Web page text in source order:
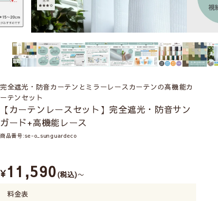
完全遮光・防音カーテンとミラーレースカーテンの高機能カ
ーテンセット
【カーテンレースセット】完全遮光・防音サン
ガード+高機能レース
商品番号 se-o_sunguardeco
¥11,590 税込 〜
料金表